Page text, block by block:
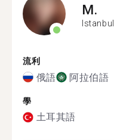
M.
Istanbul
流利
俄語 阿拉伯語
學
土耳其語